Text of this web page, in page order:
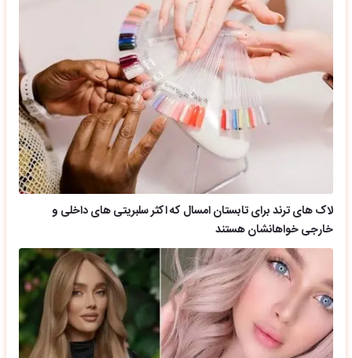
لاک های ترند برای تابستان امسال که اکثر سلبریتی های داخلی و
خارجی خواهانشان هستند